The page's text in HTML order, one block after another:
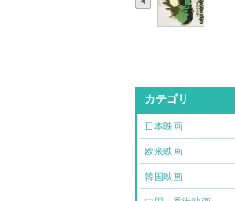
カテゴリ
日本映画
欧米映画
韓国映画